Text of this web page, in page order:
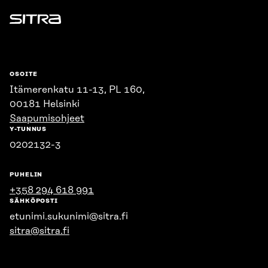
Sitra
OSOITE
Itämerenkatu 11-13, PL 160,
00181 Helsinki
Saapumisohjeet
Y-TUNNUS
0202132-3
PUHELIN
+358 294 618 991
SÄHKÖPOSTI
etunimi.sukunimi@sitra.fi
sitra@sitra.fi